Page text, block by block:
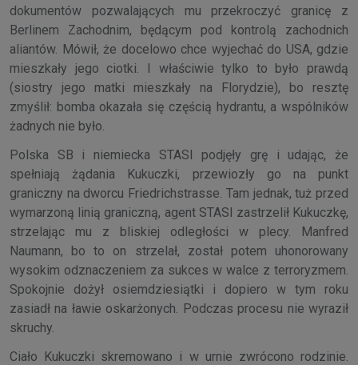
dokumentów pozwalających mu przekroczyć granicę z
Berlinem Zachodnim, będącym pod kontrolą zachodnich
aliantów. Mówił, że docelowo chce wyjechać do USA, gdzie
mieszkały jego ciotki. I właściwie tylko to było prawdą
(siostry jego matki mieszkały na Florydzie), bo resztę
zmyślił: bomba okazała się częścią hydrantu, a wspólników
żadnych nie było.
Polska SB i niemiecka STASI podjęły grę i udając, że
spełniają żądania Kukuczki, przewiozły go na punkt
graniczny na dworcu Friedrichstrasse. Tam jednak, tuż przed
wymarzoną linią graniczną, agent STASI zastrzelił Kukuczkę,
strzelając mu z bliskiej odległości w plecy. Manfred
Naumann, bo to on strzelał, został potem uhonorowany
wysokim odznaczeniem za sukces w walce z terroryzmem.
Spokojnie dożył osiemdziesiątki i dopiero w tym roku
zasiadł na ławie oskarżonych. Podczas procesu nie wyraził
skruchy.
Ciało Kukuczki skremowano i w urnie zwrócono rodzinie.